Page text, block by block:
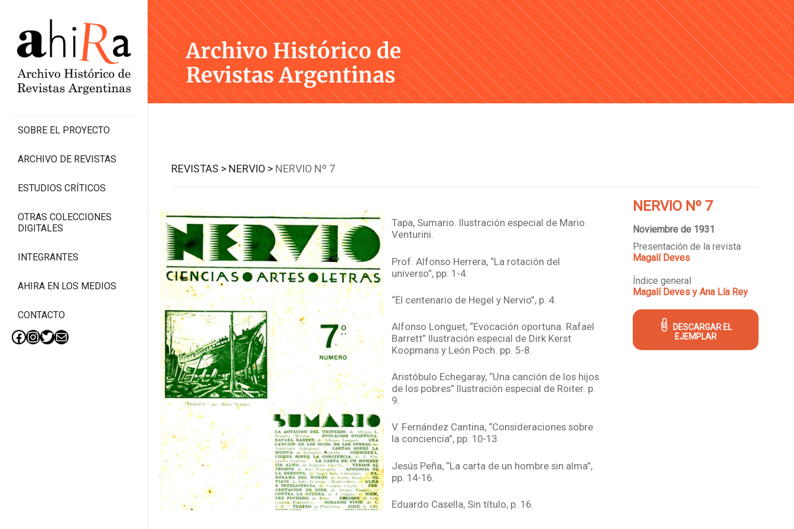
Skip
to
content
SOBRE EL PROYECTO
ARCHIVO DE REVISTAS
ESTUDIOS CRÍTICOS
OTRAS COLECCIONES
DIGITALES
INTEGRANTES
AHIRA EN LOS MEDIOS
CONTACTO
Facebook
Instagram
Twitter
Mail
REVISTAS > NERVIO > NERVIO Nº 7
Tapa, Sumario. Ilustración especial de Mario
Venturini.
Prof. Alfonso Herrera, “La rotación del
universo”, pp. 1-4.
“El centenario de Hegel y Nervio”, p. 4.
Alfonso Longuet, “Evocación oportuna. Rafael
Barrett” Ilustración especial de Dirk Kerst
Koopmans y León Poch. pp. 5-8.
Aristóbulo Echegaray, “Una canción de los hijos
de los pobres” Ilustración especial de Roiter. p.
9.
V. Fernández Cantina, “Consideraciones sobre
la conciencia”, pp. 10-13
Jesús Peña, “La carta de un hombre sin alma”,
pp. 14-16.
Eduardo Casella, Sin título, p. 16.
NERVIO Nº 7
Noviembre de 1931
Presentación de la revista
Magalí Deves
Índice general
Magalí Deves y Ana Lía Rey
DESCARGAR EL
EJEMPLAR